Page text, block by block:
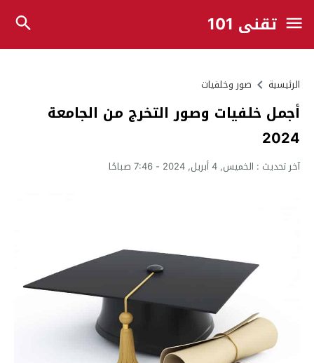
تقني 101
الرئيسية صور وخلفيات
أجمل خلفيات وصور التخرج من الجامعة
2024
آخر تحديث : الخميس, 4 أبريل, 2024 - 7:46 صباحًا